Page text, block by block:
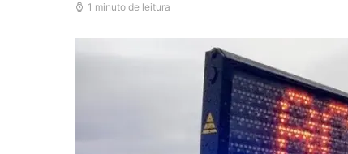
1 minuto de leitura